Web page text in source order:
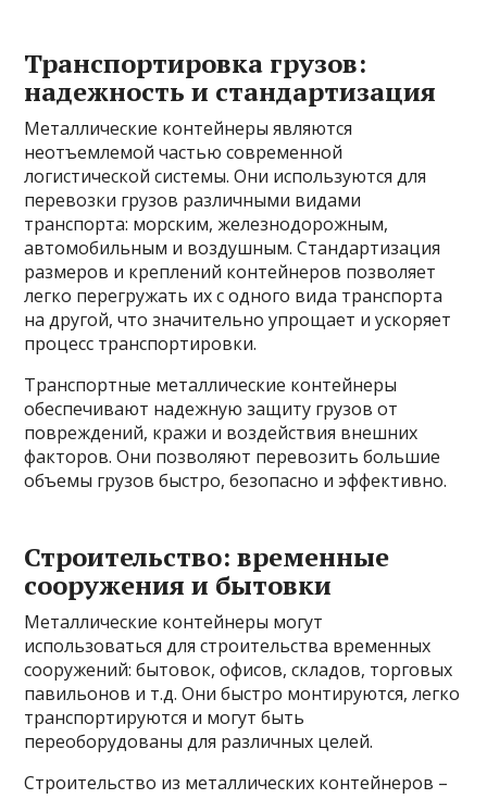
Транспортировка грузов:
надежность и стандартизация
Металлические контейнеры являются
неотъемлемой частью современной
логистической системы. Они используются для
перевозки грузов различными видами
транспорта: морским, железнодорожным,
автомобильным и воздушным. Стандартизация
размеров и креплений контейнеров позволяет
легко перегружать их с одного вида транспорта
на другой, что значительно упрощает и ускоряет
процесс транспортировки.
Транспортные металлические контейнеры
обеспечивают надежную защиту грузов от
повреждений, кражи и воздействия внешних
факторов. Они позволяют перевозить большие
объемы грузов быстро, безопасно и эффективно.
Строительство: временные
сооружения и бытовки
Металлические контейнеры могут
использоваться для строительства временных
сооружений: бытовок, офисов, складов, торговых
павильонов и т.д. Они быстро монтируются, легко
транспортируются и могут быть
переоборудованы для различных целей.
Строительство из металлических контейнеров –